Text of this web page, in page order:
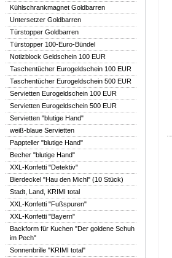
Kühlschrankmagnet Goldbarren
Untersetzer Goldbarren
Türstopper Goldbarren
Türstopper 100-Euro-Bündel
Notizblock Geldschein 100 EUR
Taschentücher Eurogeldschein 100 EUR
Taschentücher Eurogeldschein 500 EUR
Servietten Eurogeldschein 100 EUR
Servietten Eurogeldschein 500 EUR
Servietten "blutige Hand"
weiß-blaue Servietten
Pappteller "blutige Hand"
Becher "blutige Hand"
XXL-Konfetti "Detektiv"
Bierdeckel "Hau den Michl" (10 Stück)
Stadt, Land, KRIMI total
XXL-Konfetti "Fußspuren"
XXL-Konfetti "Bayern"
Backform für Kuchen "Der goldene Schuh
im Pech"
Sonnenbrille "KRIMI total"